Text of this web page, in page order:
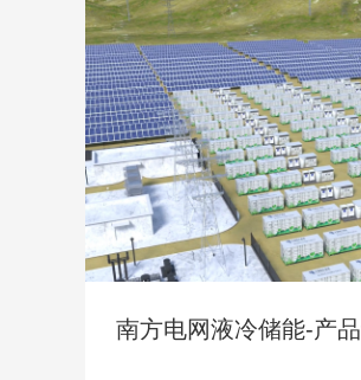
南方电网液冷储能-产